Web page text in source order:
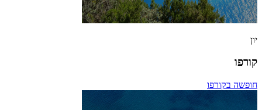
יון
קורפו
חופשה בקורפו